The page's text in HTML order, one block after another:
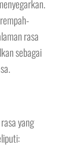
rasa
sebagai
yang